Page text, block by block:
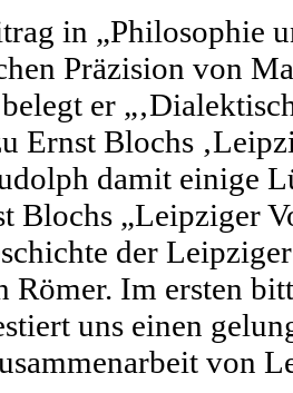
in „Philosophie
Präzision von
er
Ernst Blochs
damit einige
Blochs „Leipziger
der
Römer. Im ersten
uns einen
von